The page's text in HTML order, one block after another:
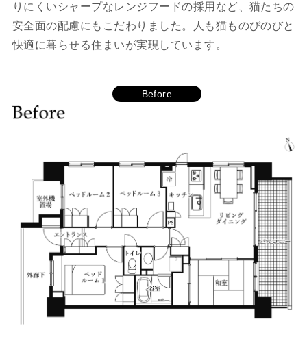
りにくいシャープなレンジフードの採用など、猫たちの
安全面の配慮にもこだわりました。人も猫ものびのびと
快適に暮らせる住まいが実現しています。
Before